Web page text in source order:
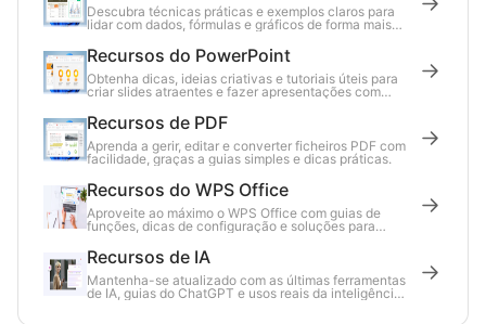
Descubra técnicas práticas e exemplos claros para
lidar com dados, fórmulas e gráficos de forma mais
Recursos do PowerPoint
Obtenha dicas, ideias criativas e tutoriais úteis para
criar slides atraentes e fazer apresentações com
Recursos de PDF
Aprenda a gerir, editar e converter ficheiros PDF com
facilidade, graças a guias simples e dicas práticas.
Recursos do WPS Office
Aproveite ao máximo o WPS Office com guias de
funções, dicas de configuração e soluções para
problemas comuns.
Recursos de IA
Mantenha-se atualizado com as últimas ferramentas
de IA, guias do ChatGPT e usos reais da inteligência
artificial no trabalho diário.